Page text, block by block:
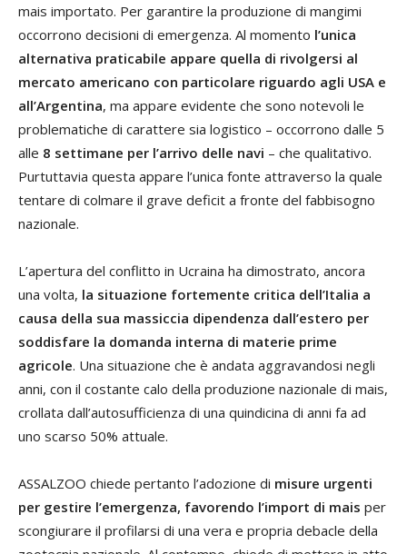
mais importato. Per garantire la produzione di mangimi
occorrono decisioni di emergenza. Al momento l’unica
alternativa praticabile appare quella di rivolgersi al
mercato americano con particolare riguardo agli USA e
all’Argentina, ma appare evidente che sono notevoli le
problematiche di carattere sia logistico – occorrono dalle 5
alle 8 settimane per l’arrivo delle navi – che qualitativo.
Purtuttavia questa appare l’unica fonte attraverso la quale
tentare di colmare il grave deficit a fronte del fabbisogno
nazionale.
L’apertura del conflitto in Ucraina ha dimostrato, ancora
una volta, la situazione fortemente critica dell’Italia a
causa della sua massiccia dipendenza dall’estero per
soddisfare la domanda interna di materie prime
agricole. Una situazione che è andata aggravandosi negli
anni, con il costante calo della produzione nazionale di mais,
crollata dall’autosufficienza di una quindicina di anni fa ad
uno scarso 50% attuale.
ASSALZOO chiede pertanto l’adozione di misure urgenti
per gestire l’emergenza, favorendo l’import di mais per
scongiurare il profilarsi di una vera e propria debacle della